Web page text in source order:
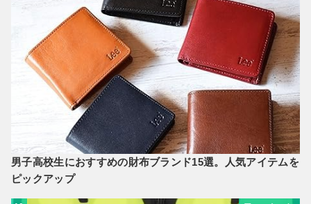
男子高校生におすすめの財布ブランド15選。人気アイテムを
ピックアップ